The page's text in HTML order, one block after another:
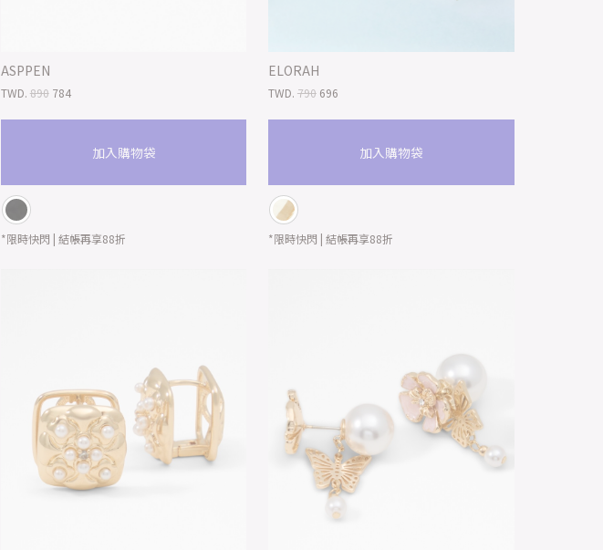
ASPPEN
TWD. 890 784
加入購物袋
*限時快閃 | 結帳再享88折
ELORAH
TWD. 790 696
加入購物袋
*限時快閃 | 結帳再享88折